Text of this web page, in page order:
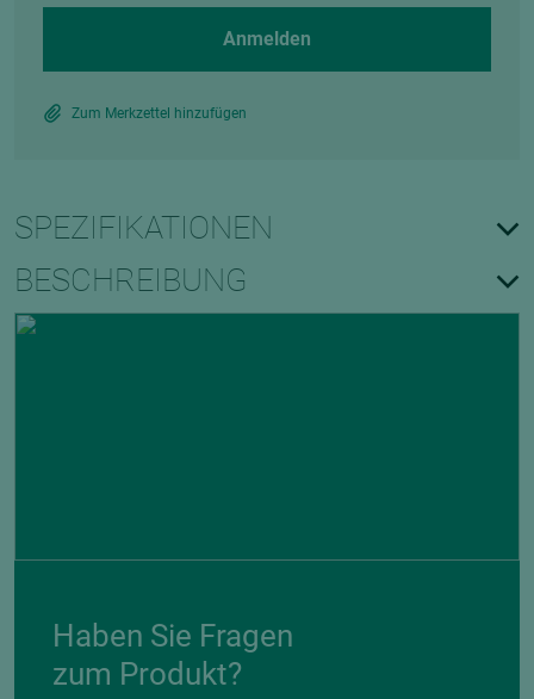
Anmelden
Zum Merkzettel hinzufügen
SPEZIFIKATIONEN
BESCHREIBUNG
Haben Sie Fragen
zum Produkt?